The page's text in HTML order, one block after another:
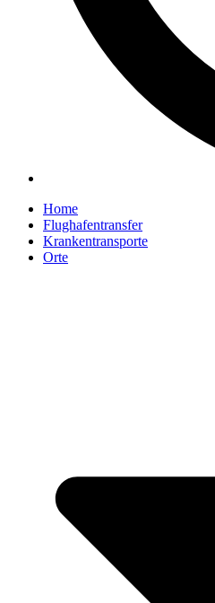
Home
Flughafentransfer
Krankentransporte
Orte